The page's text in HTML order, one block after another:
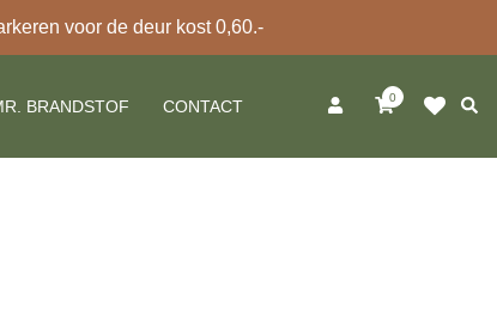
voor de deur kost 0,60.-
BRANDSTOF CONTACT 0